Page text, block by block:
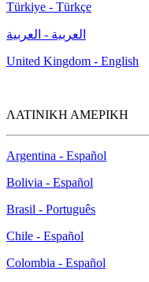
Türkiye - Türkçe
العربية - العربية
United Kingdom - English
ΛΑΤΙΝΙΚΗ ΑΜΕΡΙΚΗ
Argentina - Español
Bolivia - Español
Brasil - Português
Chile - Español
Colombia - Español